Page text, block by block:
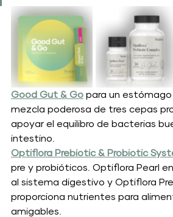
Good Gut & Go para un
mezcla poderosa de tres cepas
apoyar el equilibro de bacterias
intestino.
Optiflora Prebiotic & Probiotic
pre y probióticos. Optiflora Pearl
al sistema digestivo y Optiflora
proporciona nutrientes para
amigables.